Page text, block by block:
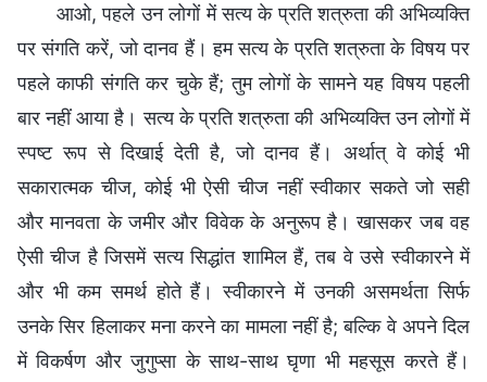
आओ, पहले उन लोगों में सत्य के प्रति शत्रुता की अभिव्यक्ति
पर संगति करें, जो दानव हैं। हम सत्य के प्रति शत्रुता के विषय पर
पहले काफी संगति कर चुके हैं; तुम लोगों के सामने यह विषय पहली
बार नहीं आया है। सत्य के प्रति शत्रुता की अभिव्यक्ति उन लोगों में
स्पष्ट रूप से दिखाई देती है, जो दानव हैं। अर्थात् वे कोई भी
सकारात्मक चीज, कोई भी ऐसी चीज नहीं स्वीकार सकते जो सही
और मानवता के जमीर और विवेक के अनुरूप है। खासकर जब वह
ऐसी चीज है जिसमें सत्य सिद्धांत शामिल हैं, तब वे उसे स्वीकारने में
और भी कम समर्थ होते हैं। स्वीकारने में उनकी असमर्थता सिर्फ
उनके सिर हिलाकर मना करने का मामला नहीं है; बल्कि वे अपने दिल
में विकर्षण और जुगुप्सा के साथ-साथ घृणा भी महसूस करते हैं।